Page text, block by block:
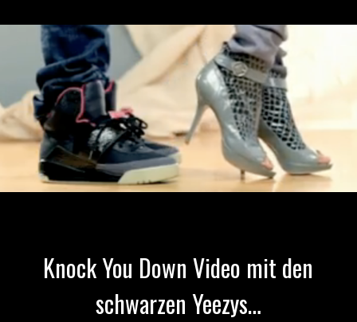
Knock You Down Video mit den
schwarzen Yeezys…